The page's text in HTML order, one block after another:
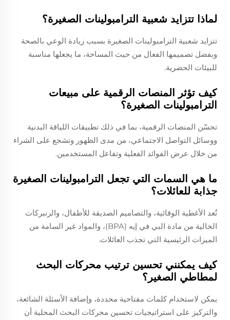
لماذا تتزايد شعبية الترامبولينات الصغيرة؟
تتزايد شعبية الترامبولينات الصغيرة بسبب زيادة الوعي بالصحة
وبفضل تصميمها الفعال من حيث المساحة، ما يجعلها مناسبة
للبيئات الحضرية.
كيف تؤثر المنصات الرقمية على مبيعات
الترامبولينات الصغيرة؟
تحسّن المنصات الرقمية، بما في ذلك تطبيقات اللياقة البدنية
ووسائل التواصل الاجتماعي، من مدى الظهور وتشجع على الشراء
من خلال عرض الفوائد الفعلية وتفاعل المستخدمين.
ما هي السمات التي تجعل الترامبولينات الصغيرة
جذابة للعائلات؟
تُعد الأغطية الوقائية، والتصاميم الصديقة للأطفال، والزنبركات
الخالية من مادة البي في إيه (BPA)، والمواد غير السامة من
الميزات الرئيسية التي تجذب العائلات.
كيف يمكنني تحسين ترتيب محركات البحث
لمطاطي الصغير؟
يمكن لاستخدام كلمات مفتاحية محددة، وإضافة الأسئلة الشائعة،
والتركيز على استراتيجيات تحسين محركات البحث المحلية أن